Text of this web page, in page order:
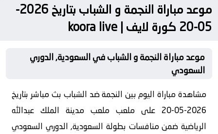
موعد مباراة النجمة و الشباب بتاريخ 2026-
05-20 كورة لايف | koora live
موعد مباراة النجمة و الشباب في السعودية, الدوري
السعودي
مشاهدة مباراة اليوم بين النجمة ضد الشباب بث مباشر بتاريخ
2026-05-20 على ملعب ملعب مدينة الملك عبدالله
الرياضية ضمن منافسات بطولة السعودية, الدوري السعودي